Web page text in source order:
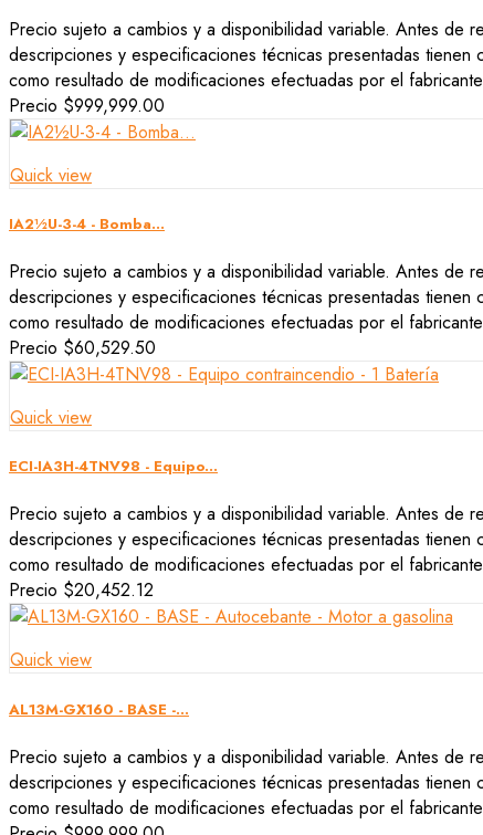
Precio sujeto a cambios y a disponibilidad variable. Antes de
descripciones y especificaciones técnicas presentadas
como resultado de modificaciones efectuadas por el
Precio $999,999.00
Quick view
IA2½U-3-4 - Bomba...
Precio sujeto a cambios y a disponibilidad variable. Antes de
descripciones y especificaciones técnicas presentadas
como resultado de modificaciones efectuadas por el
Precio $60,529.50
Quick view
ECI-IA3H-4TNV98 - Equipo...
Precio sujeto a cambios y a disponibilidad variable. Antes de
descripciones y especificaciones técnicas presentadas
como resultado de modificaciones efectuadas por el
Precio $20,452.12
Quick view
AL13M-GX160 - BASE -...
Precio sujeto a cambios y a disponibilidad variable. Antes de
descripciones y especificaciones técnicas presentadas
como resultado de modificaciones efectuadas por el